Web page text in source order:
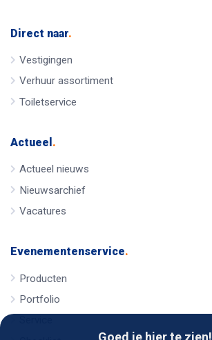
Goed je hier te zien!
Direct naar.
Vestigingen
Verhuur assortiment
Toiletservice
Actueel .
Actueel nieuws
Nieuwsarchief
Vacatures
Evenementenservice.
Producten
Portfolio